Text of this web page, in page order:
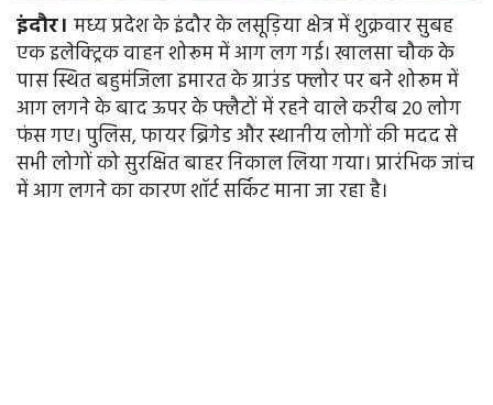
इंदौर। मध्य प्रदेश के इंदौर के लसूड़िया क्षेत्र में शुक्रवार सुबह
एक इलेक्ट्रिक वाहन शोरूम में आग लग गई। खालसा चौक के
पास स्थित बहुमंजिला इमारत के ग्राउंड फ्लोर पर बने शोरूम में
आग लगने के बाद ऊपर के फ्लैटों में रहने वाले करीब 20 लोग
फंस गए। पुलिस, फायर ब्रिगेड और स्थानीय लोगों की मदद से
सभी लोगों को सुरक्षित बाहर निकाल लिया गया। प्रारंभिक जांच
में आग लगने का कारण शॉर्ट सर्किट माना जा रहा है।